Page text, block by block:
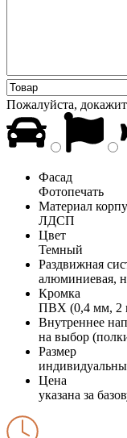
Пожалуйста,
Фасад
Фотопечать
Материал
ЛДСП
Цвет
Темный
Раздвижная
алюминиевая,
Кромка
ПВХ (0,4 мм, 2
Внутреннее
на выбор
Размер
Цена
указана за